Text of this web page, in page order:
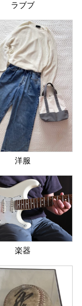
ラブブ
洋服
楽器